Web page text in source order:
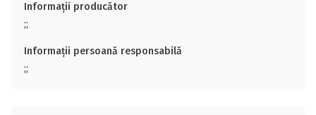
Informații producător
;;
Informații persoană responsabilă
;;